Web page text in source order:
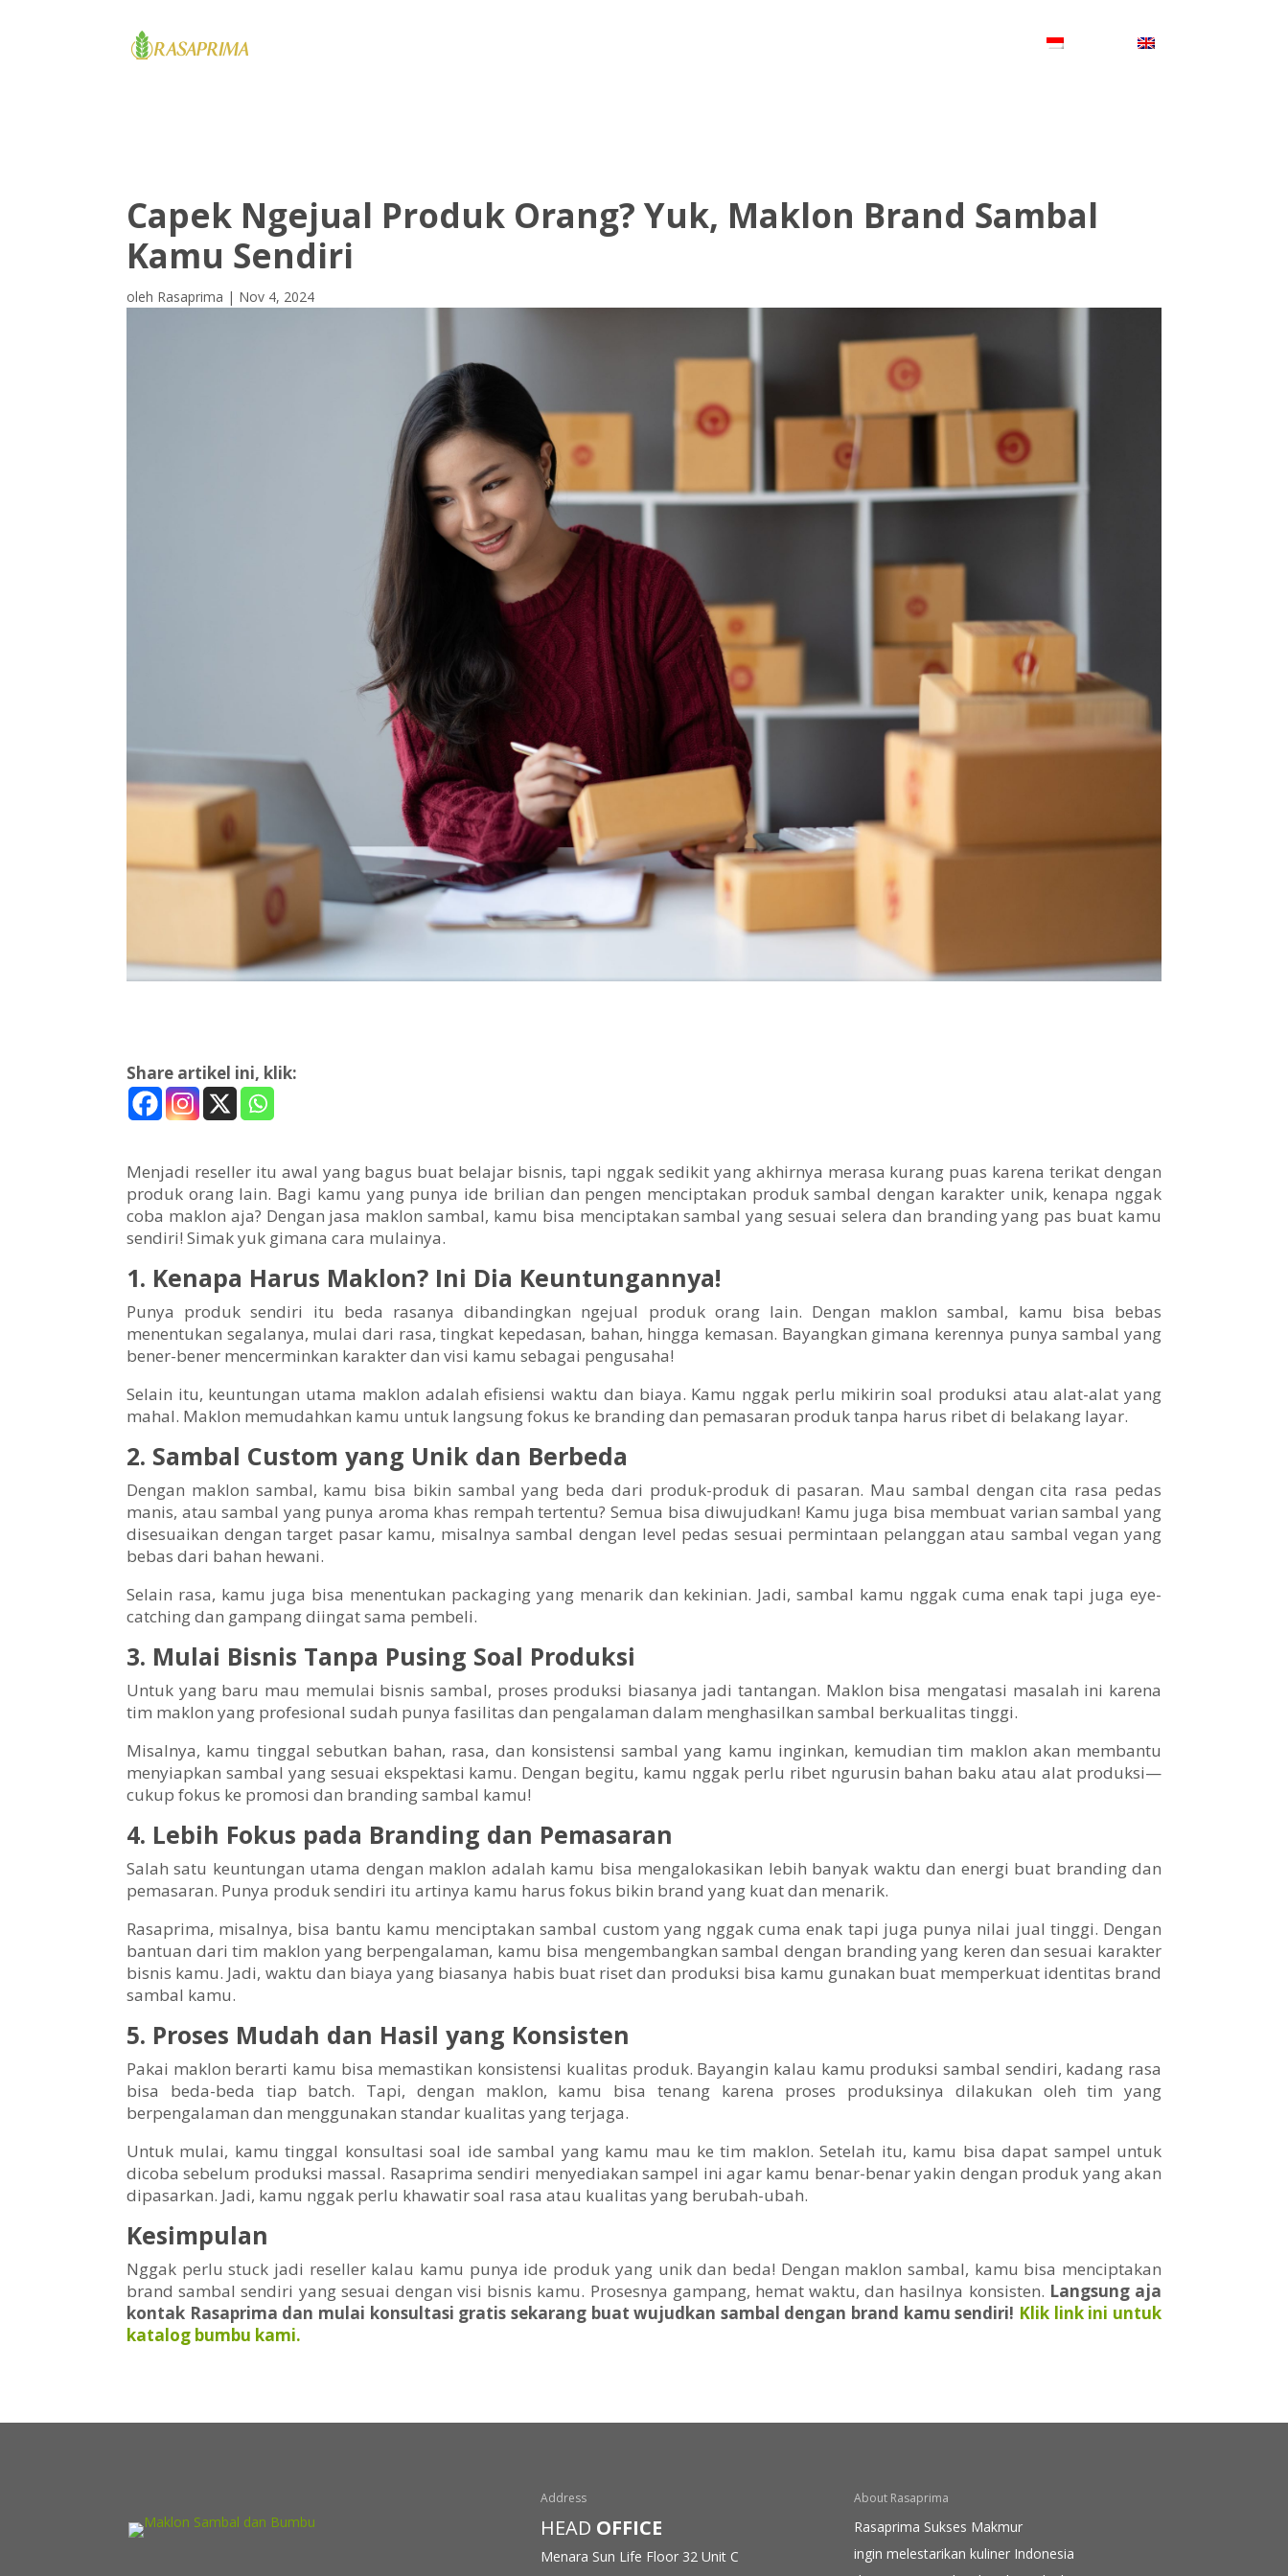
Capek Ngejual Produk Orang? Yuk, Maklon Brand Sambal
Kamu Sendiri
oleh Rasaprima | Nov 4, 2024
Share artikel ini, klik:
Menjadi reseller itu awal yang bagus buat belajar bisnis, tapi nggak sedikit yang akhirnya merasa kurang puas karena terikat dengan
produk orang lain. Bagi kamu yang punya ide brilian dan pengen menciptakan produk sambal dengan karakter unik, kenapa nggak
coba maklon aja? Dengan jasa maklon sambal, kamu bisa menciptakan sambal yang sesuai selera dan branding yang pas buat kamu
sendiri! Simak yuk gimana cara mulainya.
1. Kenapa Harus Maklon? Ini Dia Keuntungannya!
Punya produk sendiri itu beda rasanya dibandingkan ngejual produk orang lain. Dengan maklon sambal, kamu bisa bebas
menentukan segalanya, mulai dari rasa, tingkat kepedasan, bahan, hingga kemasan. Bayangkan gimana kerennya punya sambal yang
bener-bener mencerminkan karakter dan visi kamu sebagai pengusaha!
Selain itu, keuntungan utama maklon adalah efisiensi waktu dan biaya. Kamu nggak perlu mikirin soal produksi atau alat-alat yang
mahal. Maklon memudahkan kamu untuk langsung fokus ke branding dan pemasaran produk tanpa harus ribet di belakang layar.
2. Sambal Custom yang Unik dan Berbeda
Dengan maklon sambal, kamu bisa bikin sambal yang beda dari produk-produk di pasaran. Mau sambal dengan cita rasa pedas
manis, atau sambal yang punya aroma khas rempah tertentu? Semua bisa diwujudkan! Kamu juga bisa membuat varian sambal yang
disesuaikan dengan target pasar kamu, misalnya sambal dengan level pedas sesuai permintaan pelanggan atau sambal vegan yang
bebas dari bahan hewani.
Selain rasa, kamu juga bisa menentukan packaging yang menarik dan kekinian. Jadi, sambal kamu nggak cuma enak tapi juga eye-
catching dan gampang diingat sama pembeli.
3. Mulai Bisnis Tanpa Pusing Soal Produksi
Untuk yang baru mau memulai bisnis sambal, proses produksi biasanya jadi tantangan. Maklon bisa mengatasi masalah ini karena
tim maklon yang profesional sudah punya fasilitas dan pengalaman dalam menghasilkan sambal berkualitas tinggi.
Misalnya, kamu tinggal sebutkan bahan, rasa, dan konsistensi sambal yang kamu inginkan, kemudian tim maklon akan membantu
menyiapkan sambal yang sesuai ekspektasi kamu. Dengan begitu, kamu nggak perlu ribet ngurusin bahan baku atau alat produksi—
cukup fokus ke promosi dan branding sambal kamu!
4. Lebih Fokus pada Branding dan Pemasaran
Salah satu keuntungan utama dengan maklon adalah kamu bisa mengalokasikan lebih banyak waktu dan energi buat branding dan
pemasaran. Punya produk sendiri itu artinya kamu harus fokus bikin brand yang kuat dan menarik.
Rasaprima, misalnya, bisa bantu kamu menciptakan sambal custom yang nggak cuma enak tapi juga punya nilai jual tinggi. Dengan
bantuan dari tim maklon yang berpengalaman, kamu bisa mengembangkan sambal dengan branding yang keren dan sesuai karakter
bisnis kamu. Jadi, waktu dan biaya yang biasanya habis buat riset dan produksi bisa kamu gunakan buat memperkuat identitas brand
sambal kamu.
5. Proses Mudah dan Hasil yang Konsisten
Pakai maklon berarti kamu bisa memastikan konsistensi kualitas produk. Bayangin kalau kamu produksi sambal sendiri, kadang rasa
bisa beda-beda tiap batch. Tapi, dengan maklon, kamu bisa tenang karena proses produksinya dilakukan oleh tim yang
berpengalaman dan menggunakan standar kualitas yang terjaga.
Untuk mulai, kamu tinggal konsultasi soal ide sambal yang kamu mau ke tim maklon. Setelah itu, kamu bisa dapat sampel untuk
dicoba sebelum produksi massal. Rasaprima sendiri menyediakan sampel ini agar kamu benar-benar yakin dengan produk yang akan
dipasarkan. Jadi, kamu nggak perlu khawatir soal rasa atau kualitas yang berubah-ubah.
Kesimpulan
Nggak perlu stuck jadi reseller kalau kamu punya ide produk yang unik dan beda! Dengan maklon sambal, kamu bisa menciptakan
brand sambal sendiri yang sesuai dengan visi bisnis kamu. Prosesnya gampang, hemat waktu, dan hasilnya konsisten. Langsung aja
kontak Rasaprima dan mulai konsultasi gratis sekarang buat wujudkan sambal dengan brand kamu sendiri! Klik link ini untuk
katalog bumbu kami.
Address
HEAD OFFICE
Menara Sun Life Floor 32 Unit C
About Rasaprima
Rasaprima Sukses Makmur
ingin melestarikan kuliner Indonesia